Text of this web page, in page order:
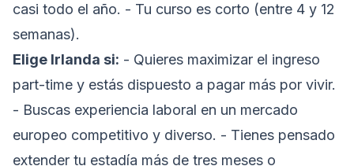
casi todo el año. - Tu curso es corto (entre 4 y 12
semanas).
Elige Irlanda si: - Quieres maximizar el ingreso
part-time y estás dispuesto a pagar más por vivir.
- Buscas experiencia laboral en un mercado
europeo competitivo y diverso. - Tienes pensado
extender tu estadía más de tres meses o